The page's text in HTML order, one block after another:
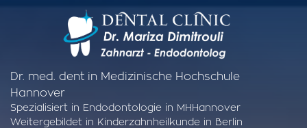
Dr. med. dent in Medizinische Hochschule
Hannover
Spezialisiert in Endodontologie in MHHannover
Weitergebildet in Kinderzahnheilkunde in Berlin